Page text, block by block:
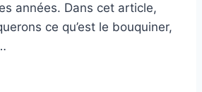
années. Dans cet article,
ce qu’est le bouquiner,